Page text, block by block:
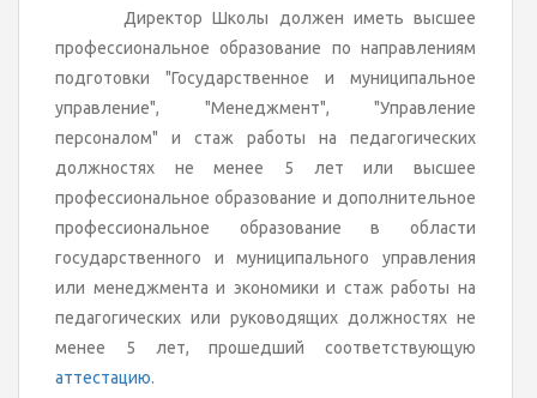
Директор Школы должен иметь высшее
профессиональное образование по направлениям
подготовки "Государственное и муниципальное
управление", "Менеджмент", "Управление
персоналом" и стаж работы на педагогических
должностях не менее 5 лет или высшее
профессиональное образование и дополнительное
профессиональное образование в области
государственного и муниципального управления
или менеджмента и экономики и стаж работы на
педагогических или руководящих должностях не
менее 5 лет, прошедший соответствующую
аттестацию.